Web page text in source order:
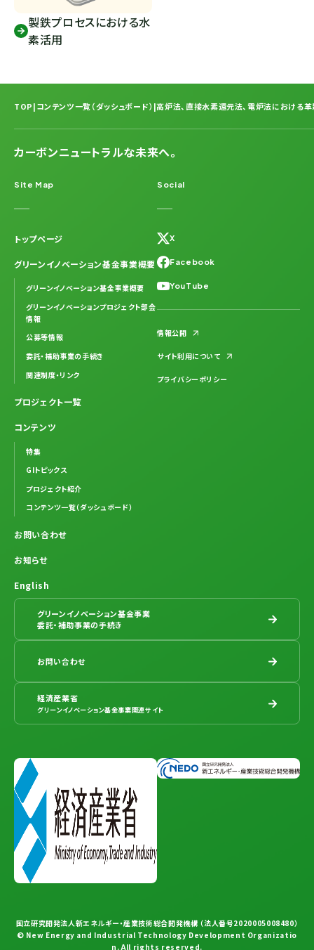
製鉄プロセスにおける水
素活用
TOP|コンテンツ一覧（ダッシュボード） |高炉法、直接水素還元法、電炉法における
カーボンニュートラルな未来へ。
グリーンイノベーション基金事業
委託・補助事業の手続き
お問い合わせ
経済産業省
グリーンイノベーション基金事業関連サイト
Site Map
トップページ
グリーンイノベーション基金事業概要
グリーンイノベーション基金事業概要
グリーンイノベーションプロジェクト部会
情報
公募等情報
委託・補助事業の手続き
関連制度・リンク
プロジェクト一覧
コンテンツ
特集
GIトピックス
プロジェクト紹介
コンテンツ一覧（ダッシュボード）
お問い合わせ
お知らせ
English
Social
X
Facebook
YouTube
情報公開
サイト利用について
プライバシーポリシー
国立研究開発法人新エネルギー・産業技術総合開発機構 （法人番号2020005008480）
© New Energy and Industrial Technology Development Organizatio
n. All rights reserved.